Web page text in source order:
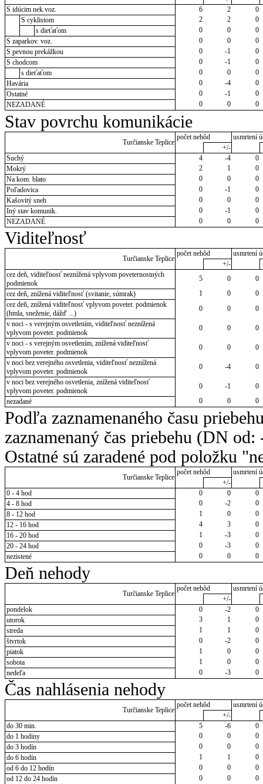
S idúcim nek.voz.
6 2
0
S cyklistom
2 2
0
s dieťaťom
0 0
0
S zaparkov. voz.
0 0
0
S pevnou prekážkou
0 -1
0
S chodcom
0 -1
0
s dieťaťom
0 0
0
Havária
0 -4
0
Ostatné
0 -1
0
NEZADANÉ
0 0 0
Stav povrchu komunikácie
Turčianske Teplice
počet nehôd
usmrtení
+/-
Suchý
4 -4
0
Mokrý
2 1
0
Na kom. blato
0 0
0
Poľadovica
0 -1
0
Kašovitý sneh
0 0
0
Iný stav komunik.
0 -1
0
NEZADANÉ
0 0 0
Viditeľnosť
Turčianske Teplice
počet nehôd
usmrtení
+/-
cez deň, viditeľnosť neznížená vplyvom poveternostných
podmienok
5 0
0
cez deň, znížená viditeľnosť (svitanie, súmrak)
1 0
0
cez deň, znížená viditeľnosť vplyvom poveter. podmienok
(hmla, sneženie, dážď ...)
0 0
0
v noci - s verejným osvetlením, viditeľnosť neznížená
vplyvom poveter. podmienok
0 0
0
v noci - s verejným osvetlením, znížená viditeľnosť
vplyvom poveter. podmienok
0 0
0
v noci bez verejného osvetlenia, viditeľnosť neznížená
vplyvom poveter. podmienok
0 -4
0
v noci bez verejného osvetlenia, znížená viditeľnosť
vplyvom poveter. podmienok
0 -1
0
nezadané
0 0 0
Podľa zaznamenaného času
zaznamenaný čas priebehu (DN
Ostatné sú zaradené pod položku
Turčianske Teplice
počet nehôd
usmrtení
+/-
0 - 4 hod
0 0
0
4 - 8 hod
0 -2
0
8 - 12 hod
1 0
0
12 - 16 hod
4 3
0
16 - 20 hod
1 -3
0
20 - 24 hod
0 -3
0
nezistené
0 0 0
Deň nehody
Turčianske Teplice
počet nehôd
usmrtení
+/-
pondelok
0 -2
0
utorok
3 1
0
streda
1 1
0
štvrtok
0 -2
0
piatok
1 0
0
sobota
1 0
0
nedeľa
0 -3 0
Čas nahlásenia nehody
Turčianske Teplice
počet nehôd
usmrtení
+/-
do 30 min.
5 -6
0
do 1 hodiny
0 0
0
do 3 hodín
0 0
0
do 6 hodín
1 1
0
od 6 do 12 hodín
0 0
0
od 12 do 24 hodín
0 0
0